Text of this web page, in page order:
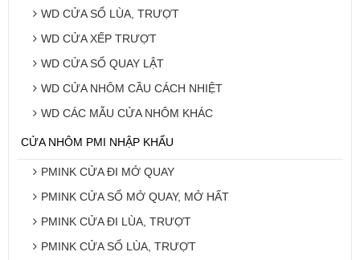
WD CỬA SỔ LÙA, TRƯỢT
WD CỬA XẾP TRƯỢT
WD CỬA SỔ QUAY LẬT
WD CỬA NHÔM CẦU CÁCH NHIỆT
WD CÁC MẪU CỬA NHÔM KHÁC
CỬA NHÔM PMI NHẬP KHẨU
PMINK CỬA ĐI MỞ QUAY
PMINK CỬA SỔ MỞ QUAY, MỞ HẤT
PMINK CỬA ĐI LÙA, TRƯỢT
PMINK CỬA SỔ LÙA, TRƯỢT